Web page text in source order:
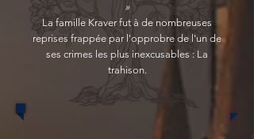
»
La famille Kraver fut à de nombreuses
reprises frappée par l'opprobre de l'un de
ses crimes les plus inexcusables : La
trahison.